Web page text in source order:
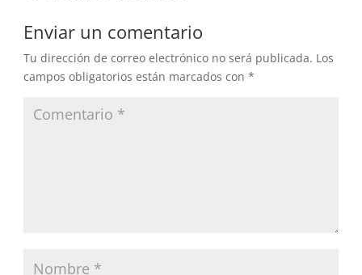
Enviar un comentario
Tu dirección de correo electrónico no será publicada. Los
campos obligatorios están marcados con*